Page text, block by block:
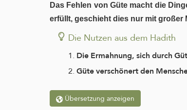
Das Fehlen von Güte macht die
erfüllt, geschieht dies nur mit großer
Die Nutzen aus dem Hadith
Die Ermahnung, sich durch
Güte verschönert den
Übersetzung anzeigen